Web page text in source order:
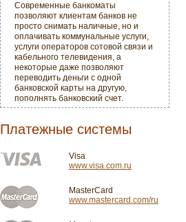
Современные банкоматы
позволяют клиентам банков не
просто снимать наличные, но и
оплачивать коммунальные услуги,
услуги операторов сотовой связи и
кабельного телевидения, а
некоторые даже позволяют
переводить деньги с одной
банковской карты на другую,
пополнять банковский счет.
Платежные системы
Visa
www.visa.com.ru
MasterCard
www.mastercard.com/ru